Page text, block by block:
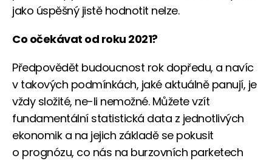
jako úspěšný jistě hodnotit nelze.
Co očekávat od roku 2021?
Předpovědět budoucnost rok dopředu, a navíc
v takových podmínkách, jaké aktuálně panují, je
vždy složité, ne-li nemožné. Můžete vzít
fundamentální statistická data z jednotlivých
ekonomik a na jejich základě se pokusit
o prognózu, co nás na burzovních parketech